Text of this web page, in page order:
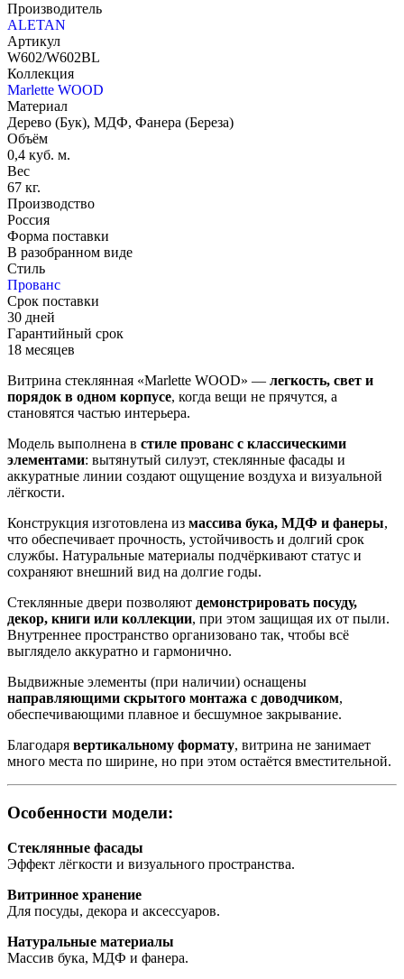
Производитель
ALETAN
Артикул
W602/W602BL
Коллекция
Marlette WOOD
Материал
Дерево (Бук), МДФ, Фанера (Береза)
Объём
0,4 куб. м.
Вес
67 кг.
Производство
Россия
Форма поставки
В разобранном виде
Стиль
Прованс
Срок поставки
30 дней
Гарантийный срок
18 месяцев
Витрина стеклянная «Marlette WOOD» — легкость, свет и
порядок в одном корпусе, когда вещи не прячутся, а
становятся частью интерьера.
Модель выполнена в стиле прованс с классическими
элементами: вытянутый силуэт, стеклянные фасады и
аккуратные линии создают ощущение воздуха и визуальной
лёгкости.
Конструкция изготовлена из массива бука, МДФ и фанеры,
что обеспечивает прочность, устойчивость и долгий срок
службы. Натуральные материалы подчёркивают статус и
сохраняют внешний вид на долгие годы.
Стеклянные двери позволяют демонстрировать посуду,
декор, книги или коллекции, при этом защищая их от пыли.
Внутреннее пространство организовано так, чтобы всё
выглядело аккуратно и гармонично.
Выдвижные элементы (при наличии) оснащены
направляющими скрытого монтажа с доводчиком,
обеспечивающими плавное и бесшумное закрывание.
Благодаря вертикальному формату, витрина не занимает
много места по ширине, но при этом остаётся вместительной.
Особенности модели:
Стеклянные фасады
Эффект лёгкости и визуального пространства.
Витринное хранение
Для посуды, декора и аксессуаров.
Натуральные материалы
Массив бука, МДФ и фанера.